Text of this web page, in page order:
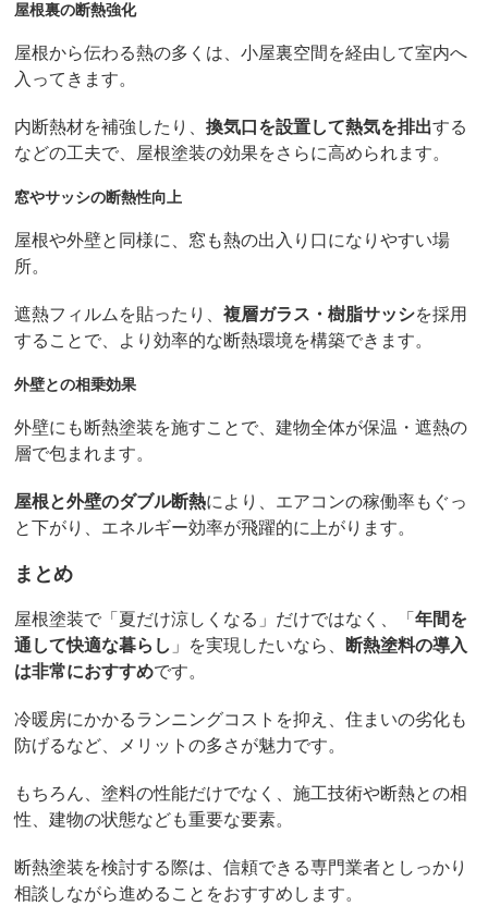
屋根裏の断熱強化
屋根から伝わる熱の多くは、小屋裏空間を経由して室内へ
入ってきます。
内断熱材を補強したり、換気口を設置して熱気を排出する
などの工夫で、屋根塗装の効果をさらに高められます。
窓やサッシの断熱性向上
屋根や外壁と同様に、窓も熱の出入り口になりやすい場
所。
遮熱フィルムを貼ったり、複層ガラス・樹脂サッシを採用
することで、より効率的な断熱環境を構築できます。
外壁との相乗効果
外壁にも断熱塗装を施すことで、建物全体が保温・遮熱の
層で包まれます。
屋根と外壁のダブル断熱により、エアコンの稼働率もぐっ
と下がり、エネルギー効率が飛躍的に上がります。
まとめ
屋根塗装で「夏だけ涼しくなる」だけではなく、「年間を
通して快適な暮らし 」を実現したいなら、断熱塗料の導入
は非常におすすめです。
冷暖房にかかるランニングコストを抑え、住まいの劣化も
防げるなど、メリットの多さが魅力です。
もちろん、塗料の性能だけでなく、施工技術や断熱との相
性、建物の状態なども重要な要素。
断熱塗装を検討する際は、信頼できる専門業者としっかり
相談しながら進めることをおすすめします。